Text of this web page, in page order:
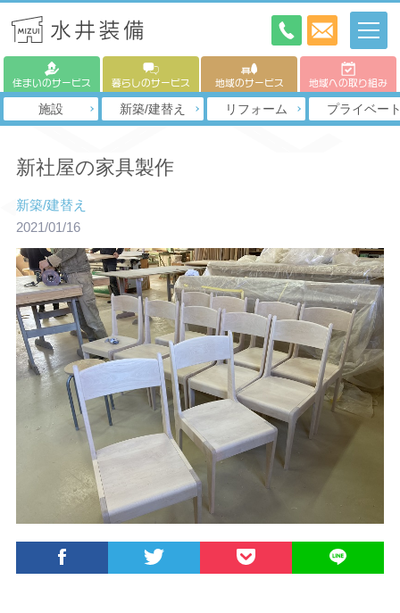
住まいのサービス 暮らしのサービス 地域のサービス 地域への取り組み
施設 新築/建替え リフォーム プライベー
新社屋の家具製作
新築/建替え
2021/01/16